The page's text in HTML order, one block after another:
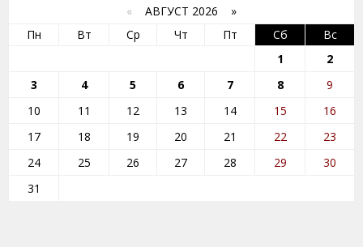
« АВГУСТ 2026 »
Пн
Вт Ср Чт Пт Сб
Вс
1
2
3
4 5 6 7 8
9
10
11 12 13 14 15
16
17
18 19 20 21 22
23
24
25 26 27 28 29
30
31